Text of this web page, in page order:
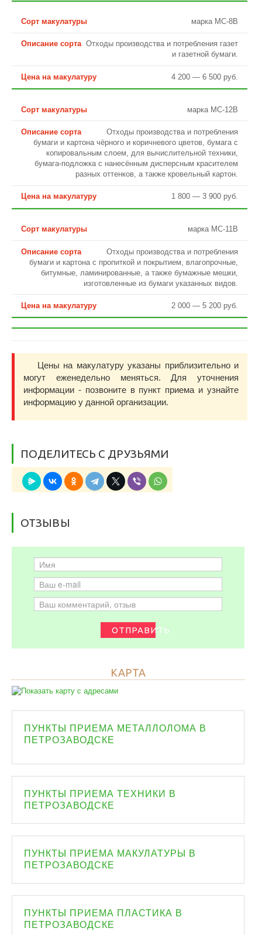
марка МС-8В
Отходы производства и потребления газет
и газетной бумаги.
4 200 — 6 500 руб.
марка МС-12В
Отходы производства и потребления
бумаги и картона чёрного и коричневого цветов, бумага с
копировальным слоем, для вычислительной техники,
бумага-подложка с нанесённым дисперсным красителем
разных оттенков, а также кровельный картон.
1 800 — 3 900 руб.
марка МС-11В
Отходы производства и потребления
бумаги и картона с пропиткой и покрытием, влагопрочные,
битумные, ламинированные, а также бумажные мешки,
изготовленные из бумаги указанных видов.
2 000 — 5 200 руб.
Цены на макулатуру указаны приблизительно и
могут еженедельно меняться. Для уточнения
информации - позвоните в пункт приема и узнайте
информацию у данной организации.
ПОДЕЛИТЕСЬ С ДРУЗЬЯМИ
ОТЗЫВЫ
ОТПРАВИТЬ
КАРТА
ПУНКТЫ ПРИЕМА МЕТАЛЛОЛОМА В
ПЕТРОЗАВОДСКЕ
ПУНКТЫ ПРИЕМА ТЕХНИКИ В
ПЕТРОЗАВОДСКЕ
ПУНКТЫ ПРИЕМА МАКУЛАТУРЫ В
ПЕТРОЗАВОДСКЕ
ПУНКТЫ ПРИЕМА ПЛАСТИКА В
ПЕТРОЗАВОДСКЕ